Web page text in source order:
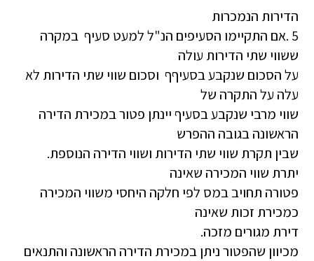
הדירות הנמכרות
5 .אם התקיימו הסעיפים הנ"ל למעט סעיף במקרה
ששווי שתי הדירות עולה
על הסכום שנקבע בסעיףף וסכום שווי שתי הדירות לא
עלה על התקרה של
שווי מרבי שנקבע בסעיף יינתן פטור במכירת הדירה
הראשונה בגובה ההפרש
שבין תקרת שווי שתי הדירות ושווי הדירה הנוספת.
יתרת שווי המכירה שאינה
פטורה תחויב במס לפי חלקה היחסי משווי המכירה
כמכירת זכות שאינה
דירת מגורים מזכה.
מכיוון שהפטור ניתן במכירת הדירה הראשונה והתנאים